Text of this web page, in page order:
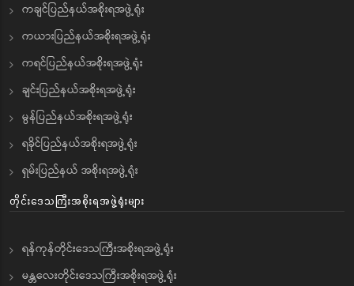
ကချင်ပြည်နယ်အစိုးရအဖွဲ့ရုံး
ကယားပြည်နယ်အစိုးရအဖွဲ့ရုံး
ကရင်ပြည်နယ်အစိုးရအဖွဲ့ရုံး
ချင်းပြည်နယ်အစိုးရအဖွဲ့ရုံး
မွန်ပြည်နယ်အစိုးရအဖွဲ့ရုံး
ရခိုင်ပြည်နယ်အစိုးရအဖွဲ့ရုံး
ရှမ်းပြည်နယ် အစိုးရအဖွဲ့ရုံး
တိုင်းဒေသကြီးအစိုးရအဖွဲ့ရုံးများ
ရန်ကုန်တိုင်းဒေသကြီးအစိုးရအဖွဲ့ရုံး
မန္တလေးတိုင်းဒေသကြီးအစိုးရအဖွဲ့ရုံး